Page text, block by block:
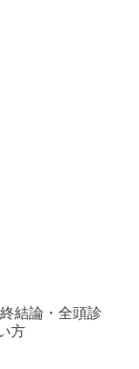
結論・全頭診
方